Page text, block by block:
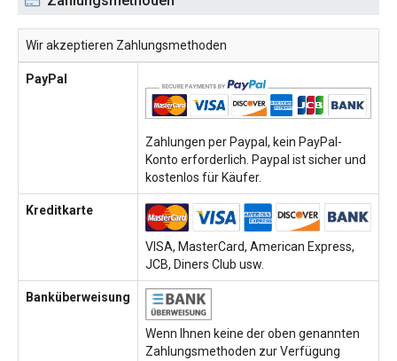
Wir akzeptieren Zahlungsmethoden
PayPal
Zahlungen per Paypal, kein PayPal-
Konto erforderlich. Paypal ist sicher und
kostenlos für Käufer.
Kreditkarte
VISA, MasterCard, American Express,
JCB, Diners Club usw.
Banküberweisung
Wenn Ihnen keine der oben genannten
Zahlungsmethoden zur Verfügung